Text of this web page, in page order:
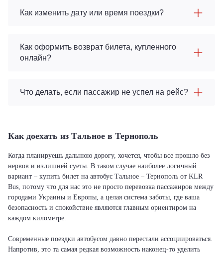
Как изменить дату или время поездки?
Как оформить возврат билета, купленного
онлайн?
Что делать, если пассажир не успел на рейс?
Как доехать из Тальное в Тернополь
Когда планируешь дальнюю дорогу, хочется, чтобы все прошло без
нервов и излишней суеты. В таком случае наиболее логичный
вариант – купить билет на автобус Тальное – Тернополь от KLR
Bus, потому что для нас это не просто перевозка пассажиров между
городами Украины и Европы, а целая система заботы, где ваша
безопасность и спокойствие являются главным ориентиром на
каждом километре.
Современные поездки автобусом давно перестали ассоциироваться.
Напротив, это та самая редкая возможность наконец-то уделить